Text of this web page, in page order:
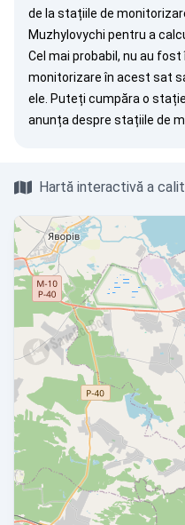
de la stațiile de
Muzhylovychi pentru a
Cel mai probabil, nu au
monitorizare în acest sat
ele. Puteți cumpăra o stație
anunța despre stațiile de
Hartă interactivă a